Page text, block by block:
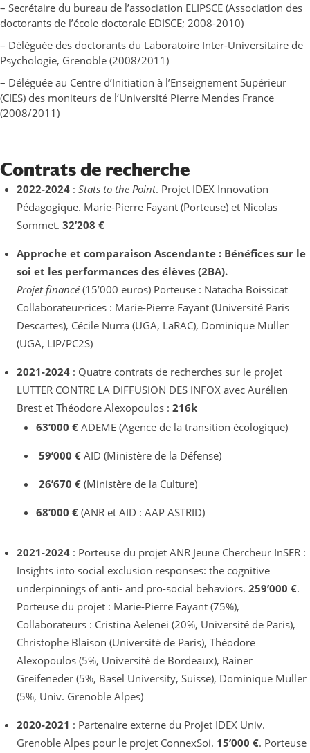
– Secrétaire du bureau de l’association ELIPSCE (Association des
doctorants de l’école doctorale EDISCE; 2008-2010)
– Déléguée des doctorants du Laboratoire Inter-Universitaire de
Psychologie, Grenoble (2008/2011)
– Déléguée au Centre d’Initiation à l’Enseignement Supérieur
(CIES) des moniteurs de l‘Université Pierre Mendes France
(2008/2011)
Contrats de recherche
2022-2024 : Stats to the Point. Projet IDEX Innovation
Pédagogique. Marie-Pierre Fayant (Porteuse) et Nicolas
Sommet. 32’208 €
Approche et comparaison Ascendante : Bénéfices sur le
soi et les performances des élèves (2BA).
Projet financé (15’000 euros) Porteuse : Natacha Boissicat
Collaborateur·rices : Marie-Pierre Fayant (Université Paris
Descartes), Cécile Nurra (UGA, LaRAC), Dominique Muller
(UGA, LIP/PC2S)
2021-2024 : Quatre contrats de recherches sur le projet
LUTTER CONTRE LA DIFFUSION DES INFOX avec Aurélien
Brest et Théodore Alexopoulos : 216k
63’000 € ADEME (Agence de la transition écologique)
59’000 € AID (Ministère de la Défense)
26’670 € (Ministère de la Culture)
68’000 €(ANR et AID : AAP ASTRID)
2021-2024: Porteuse du projet ANR Jeune Chercheur InSER :
Insights into social exclusion responses: the cognitive
underpinnings of anti- and pro-social behaviors. 259’000 €.
Porteuse du projet : Marie-Pierre Fayant (75%),
Collaborateurs : Cristina Aelenei (20%, Université de Paris),
Christophe Blaison (Université de Paris), Théodore
Alexopoulos (5%, Université de Bordeaux), Rainer
Greifeneder (5%, Basel University, Suisse), Dominique Muller
(5%, Univ. Grenoble Alpes)
2020-2021 : Partenaire externe du Projet IDEX Univ.
Grenoble Alpes pour le projet ConnexSoi. 15’000 €. Porteuse